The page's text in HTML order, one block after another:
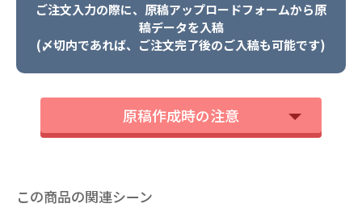
ご注文入力の際に、原稿アップロードフォームから原
稿データを入稿
(〆切内であれば、ご注文完了後のご入稿も可能です)
原稿作成時の注意
この商品の関連シーン